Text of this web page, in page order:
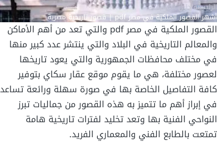
الرئيسية/دليل العقارات/
أشهر القصور الملكية في مصر pdf | قصور تاريخية مصرية
القصور الملكية في مصر pdf والتي تعد من أهم الأماكن
والمعالم التاريخية في البلاد والتي ينتشر عدد كبير منها
في مختلف محافظات الجمهورية والتي يعود تاريخها
لعصور مختلفة، هي ما يقوم موقع عقار سكاي بتوفير
كافة التفاصيل الخاصة بها في صورة سهلة ورائعة تساعد
في إبراز أهم ما تتميز به هذه القصور من جماليات تبرز
النواحي الفنية بها وتعد تخليد لفترات تاريخية هامة
تمتعت بالطابع الفني والمعماري الفريد.